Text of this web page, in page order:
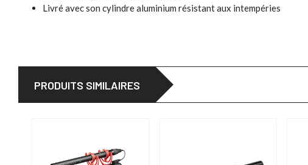
Livré avec son cylindre aluminium résistant aux intempéries
PRODUITS SIMILAIRES